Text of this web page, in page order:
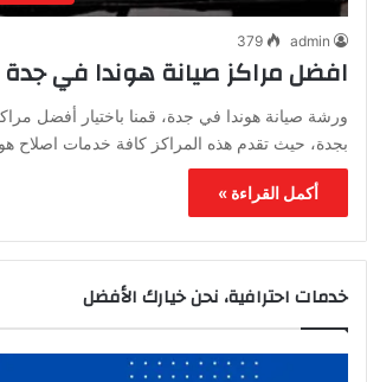
admin
379
افضل مراكز صيانة هوندا في جدة
ورشة صيانة هوندا في جدة، قمنا باختيار أفضل
بجدة، حيث تقدم هذه المراكز كافة خدمات اصلاح
أكمل القراءة »
خدمات احترافية، نحن خيارك الأفضل